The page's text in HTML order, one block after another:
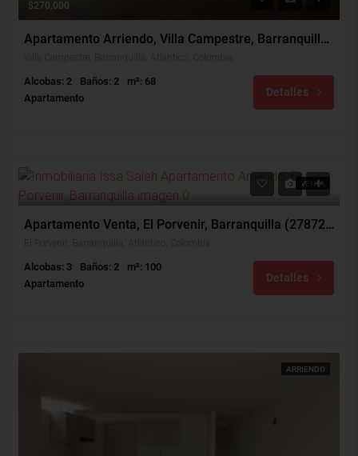
$270,000
Apartamento Arriendo, Villa Campestre, Barranquilla (30731)
Alcobas: 2 Baños: 2
m²: 68
Apartamento
Detalles
VENTA
0
Apartamento Venta, El Porvenir, Barranquilla (27872v)
Alcobas: 3 Baños: 2
m²: 100
Apartamento
Detalles
ARRIENDO